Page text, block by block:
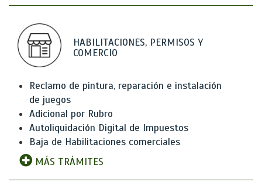
HABILITACIONES, PERMISOS Y
COMERCIO
Reclamo de pintura, reparación e instalación
de juegos
Adicional por Rubro
Autoliquidación Digital de Impuestos
Baja de Habilitaciones comerciales
MÁS TRÁMITES